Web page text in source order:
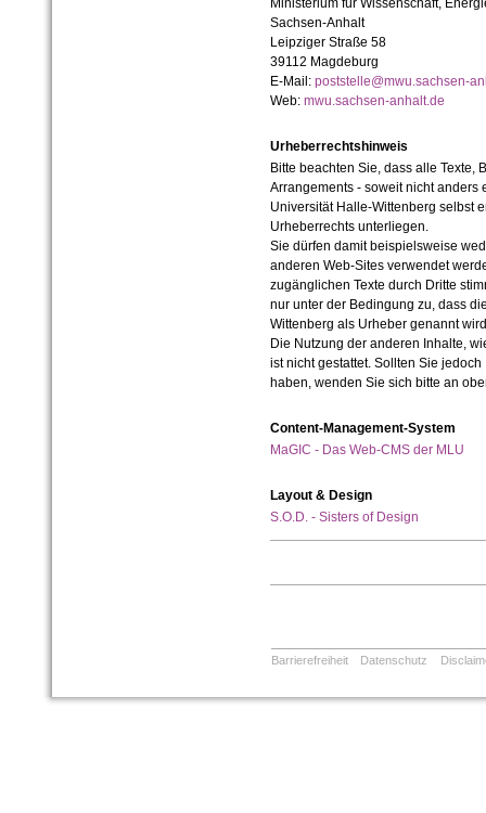
Ministerium für Wissenschaft,
Sachsen-Anhalt
Leipziger Straße 58
39112 Magdeburg
E-Mail: poststelle@mwu.sachsen-
Web: mwu.sachsen-anhalt.de
Urheberrechtshinweis
Bitte beachten Sie, dass alle Texte,
Arrangements - soweit nicht anders
Universität Halle-Wittenberg selbst
Urheberrechts unterliegen.
Sie dürfen damit beispielsweise
anderen Web-Sites verwendet
zugänglichen Texte durch Dritte
nur unter der Bedingung zu, dass
Wittenberg als Urheber genannt
Die Nutzung der anderen Inhalte,
ist nicht gestattet. Sollten Sie
haben, wenden Sie sich bitte an
Content-Management-System
MaGIC - Das Web-CMS der MLU
Layout & Design
S.O.D. - Sisters of Design
Barrierefreiheit Datenschutz